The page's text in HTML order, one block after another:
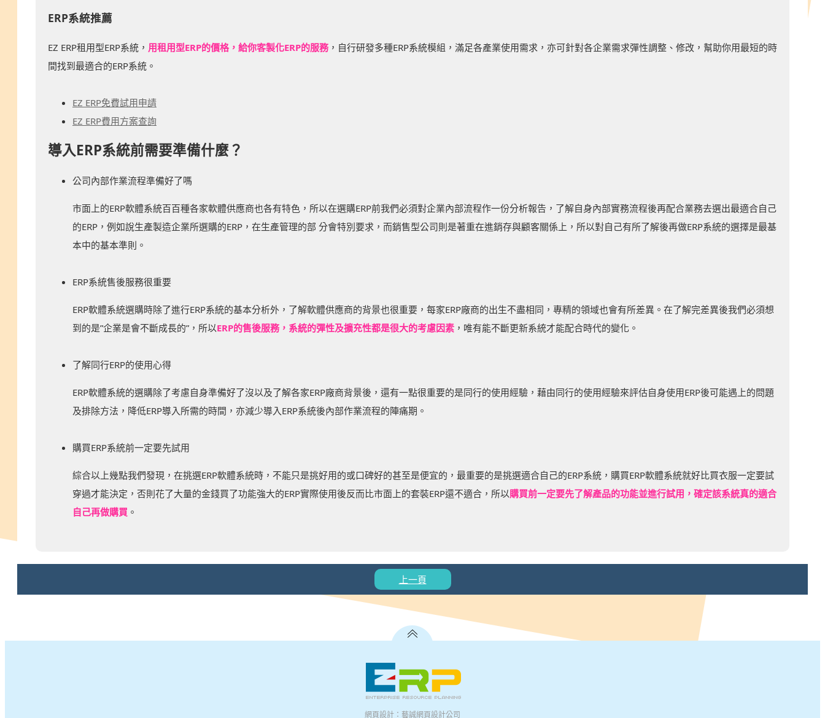
ERP系統推薦
EZ ERP租用型ERP系統， 用租用型ERP的價格，給你客製化ERP的服務，自行研發多種ERP系統模組，滿足各產業使用需求，亦可針對各企業需求彈性調整、修改，幫助你用最短的時
間找到最適合的ERP系統。
EZ ERP免費試用申請
EZ ERP費用方案查詢
導入ERP系統前需要準備什麼？
公司內部作業流程準備好了嗎
市面上的ERP軟體系統百百種各家軟體供應商也各有特色，所以在選購ERP前我們必須對企業內部流程作一份分析報告，了解自身內部實務流程後再配合業務去選出最適合自己
的ERP，例如說生產製造企業所選購的ERP，在生產管理的部 分會特別要求，而銷售型公司則是著重在進銷存與顧客關係上，所以對自己有所了解後再做ERP系統的選擇是最基
本中的基本準則。
ERP系統售後服務很重要
ERP軟體系統選購時除了進行ERP系統的基本分析外，了解軟體供應商的背景也很重要，每家ERP廠商的出生不盡相同，專精的領域也會有所差異。在了解完差異後我們必須想
到的是”企業是會不斷成長的”，所以ERP的售後服務，系統的彈性及擴充性都是很大的考慮因素 ，唯有能不斷更新系統才能配合時代的變化。
了解同行ERP的使用心得
ERP軟體系統的選購除了考慮自身準備好了沒以及了解各家ERP廠商背景後，還有一點很重要的是同行的使用經驗，藉由同行的使用經驗來評估自身使用ERP後可能遇上的問題
及排除方法，降低ERP導入所需的時間，亦減少導入ERP系統後內部作業流程的陣痛期。
購買ERP系統前一定要先試用
綜合以上幾點我們發現，在挑選ERP軟體系統時，不能只是挑好用的或口碑好的甚至是便宜的，最重要的是挑選適合自己的ERP系統，購買ERP軟體系統就好比買衣服一定要試
穿過才能決定，否則花了大量的金錢買了功能強大的ERP實際使用後反而比市面上的套裝ERP還不適合，所以購買前一定要先了解產品的功能並進行試用，確定該系統真的適合
自己再做購買 。
上一頁
網頁設計：藝誠網頁設計公司